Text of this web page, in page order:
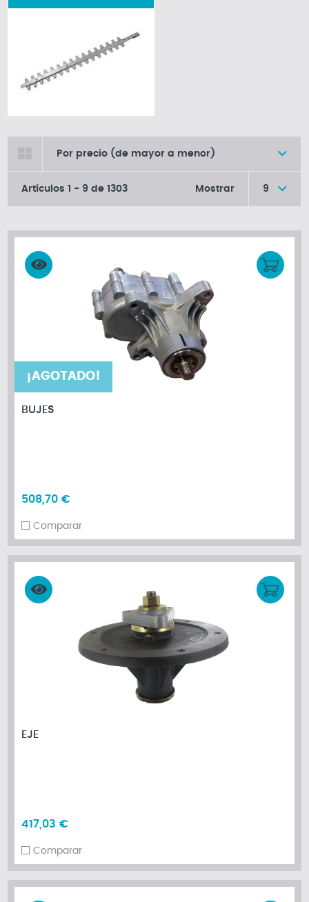
Por precio (de mayor a menor)
Artículos1 - 9 de1303 Mostrar 9
¡AGOTADO!
BUJES
508,70 €
Comparar
EJE
417,03 €
Comparar